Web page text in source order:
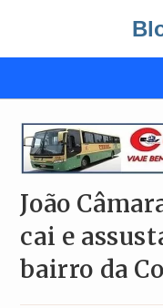
o
João
cai e
bairro da